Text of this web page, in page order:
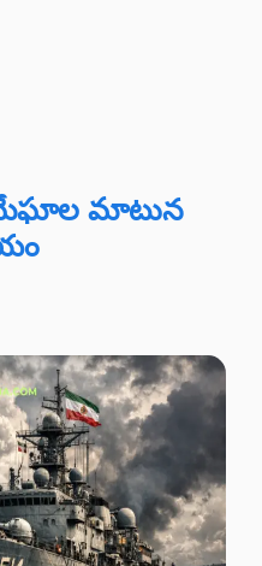
మేఘాల మాటున